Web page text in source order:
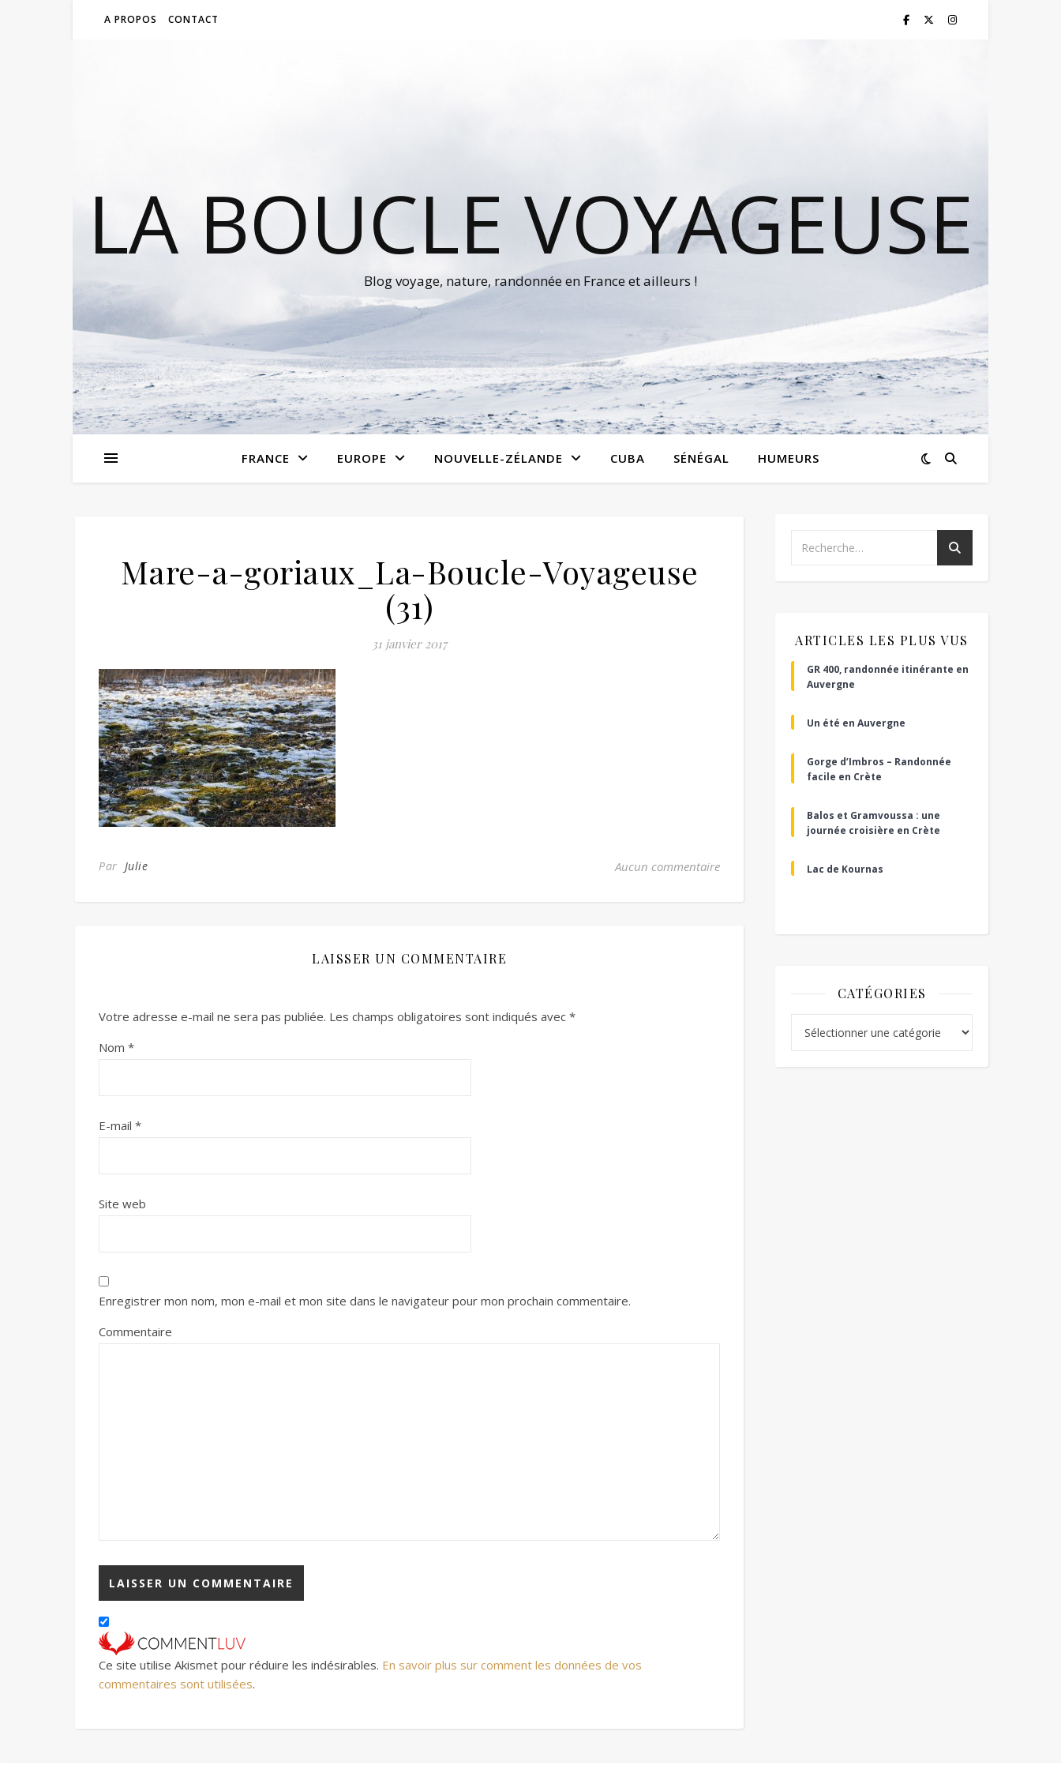
A PROPOS CONTACT
LA BOUCLE VOYAGEUSE
Blog voyage, nature, randonnée en France et ailleurs !
FRANCE EUROPE NOUVELLE-ZÉLANDE CUBA SÉNÉGAL HUMEURS
Mare-a-goriaux_La-Boucle-Voyageuse
(31)
31 janvier 2017
Par Julie Aucun commentaire
LAISSER UN COMMENTAIRE
Votre adresse e-mail ne sera pas publiée. Les champs obligatoires sont indiqués avec *
Nom *
E-mail *
Site web
Enregistrer mon nom, mon e-mail et mon site dans le navigateur pour mon prochain commentaire.
Commentaire
Ce site utilise Akismet pour réduire les indésirables. En savoir plus sur comment les données de vos
commentaires sont utilisées.
ARTICLES LES PLUS VUS
GR 400, randonnée itinérante en
Auvergne
Un été en Auvergne
Gorge d’Imbros – Randonnée
facile en Crète
Balos et Gramvoussa : une
journée croisière en Crète
Lac de Kournas
CATÉGORIES